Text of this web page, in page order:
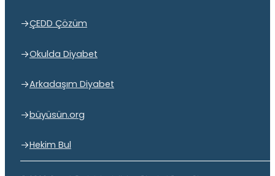
ÇEDD Çözüm
Okulda Diyabet
Arkadaşım Diyabet
büyüsün.org
Hekim Bul